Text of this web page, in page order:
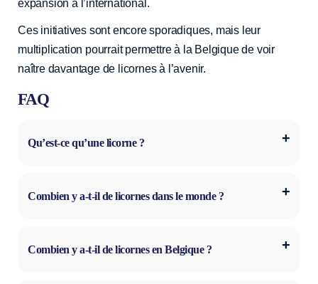
expansion à l’international.
Ces initiatives sont encore sporadiques, mais leur
multiplication pourrait permettre à la Belgique de voir
naître davantage de licornes à l’avenir.
FAQ
Qu’est-ce qu’une licorne ?
Combien y a-t-il de licornes dans le monde ?
Combien y a-t-il de licornes en Belgique ?